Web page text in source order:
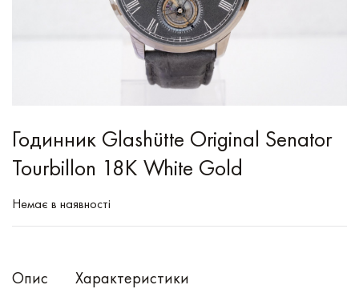
Годинник Glashütte Original Senator
Tourbillon 18K White Gold
Немає в наявності
Опис Характеристики